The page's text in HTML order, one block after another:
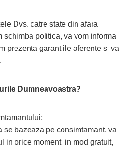
Dvs. catre state din afara
politica, va vom informa
prezenta garantiile aferente si va
Dumneavoastra?
se bazeaza pe consimtamant, va
in orice moment, in mod gratuit,